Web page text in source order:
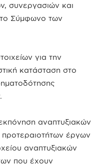
συνεργασιών και
Σύμφωνο των
για την
κατάσταση στο
αναπτυξιακών
έργων
αναπτυξιακών
που έχουν